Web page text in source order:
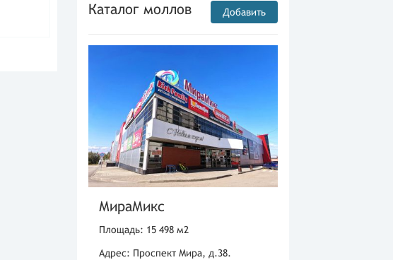
Каталог моллов Добавить
МираМикс
Площадь: 15 498 м2
Адрес: Проспект Мира, д.38.